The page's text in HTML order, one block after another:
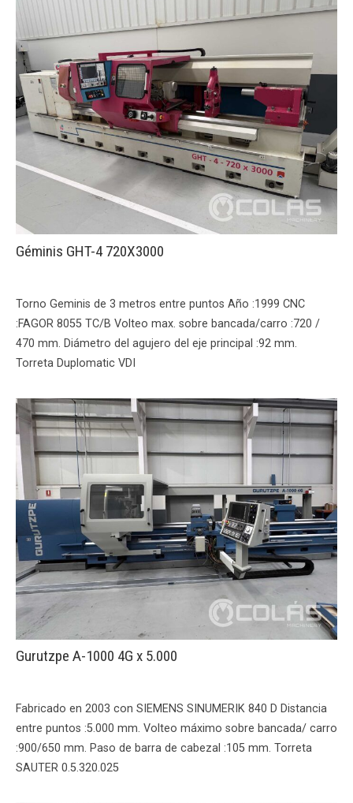
Géminis GHT-4 720X3000
Torno Geminis de 3 metros entre puntos Año :1999 CNC
:FAGOR 8055 TC/B Volteo max. sobre bancada/carro :720 /
470 mm. Diámetro del agujero del eje principal :92 mm.
Torreta Duplomatic VDI
Gurutzpe A-1000 4G x 5.000
Fabricado en 2003 con SIEMENS SINUMERIK 840 D Distancia
entre puntos :5.000 mm. Volteo máximo sobre bancada/ carro
:900/650 mm. Paso de barra de cabezal :105 mm. Torreta
SAUTER 0.5.320.025